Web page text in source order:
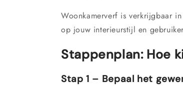
Woonkamerverf is verkrijgbaar
op jouw interieurstijl en
Stappenplan: Hoe
Stap 1 – Bepaal het